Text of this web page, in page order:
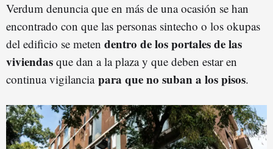
Verdum denuncia que en más de una ocasión se han
encontrado con que las personas sintecho o los okupas
del edificio se meten dentro de los portales de las
viviendas que dan a la plaza y que deben estar en
continua vigilancia para que no suban a los pisos.